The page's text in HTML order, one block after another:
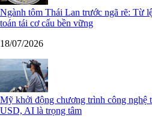
Ngành tôm Thái Lan trước ngã rẽ: Từ
toán tái cơ cấu bền vững
18/07/2026
Mỹ khởi động chương trình công nghệ
USD, AI là trọng tâm